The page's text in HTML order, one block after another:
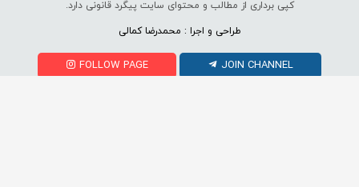
کپی برداری از مطالب و محتوای سایت پیگرد قانونی دارد.
طراحی و اجرا : محمدرضا کمالی
FOLLOW PAGE JOIN CHANNEL